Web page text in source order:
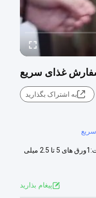
به اشتراک بگذارید
کیوسک سفارش خود با ترمینال POS برای رستوران و فروشگاه، کیوسک سفارش غذای سریع کیوسک سفارش خود ماده کابینت:1ورق های 5 تا 2.5 میلی
پيغام بذاريد